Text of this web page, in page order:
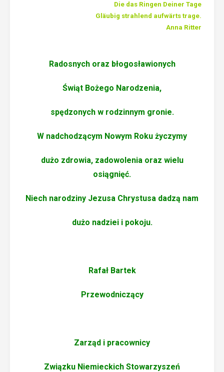
Die das Ringen Deiner Tage
Gläubig strahlend aufwärts trage.
Anna Ritter
Radosnych oraz błogosławionych
Świąt Bożego Narodzenia,
spędzonych w rodzinnym gronie.
W nadchodzącym Nowym Roku życzymy
dużo zdrowia, zadowolenia oraz wielu
osiągnięć.
Niech narodziny Jezusa Chrystusa dadzą nam
dużo nadziei i pokoju.
Rafał Bartek
Przewodniczący
Zarząd i pracownicy
Związku Niemieckich Stowarzyszeń